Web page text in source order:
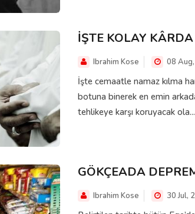
İŞTE KOLAY
Ibrahim Kose 08
İşte cemaatle namaz kılma
botuna binerek en emin
tehlikeye karşı koruyacak ola...
GÖKÇEADA
Ibrahim Kose 30 Jul,